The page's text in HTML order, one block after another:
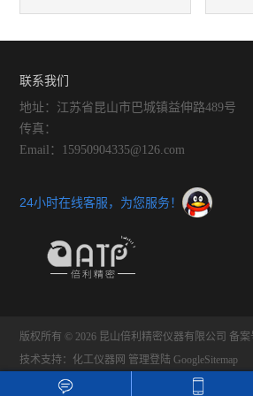
用型号价格、供应商厂家全解
析
联系我们
地址：江苏省昆山市巴城镇益伸路489号
传真：
Email：15950904335@126.com
24小时在线客服，为您服务！
版权所有 © 2026 昆山倍利精密仪器有限公司 备案
技术支持： 化工仪器网 管理登陆 GoogleSitemap